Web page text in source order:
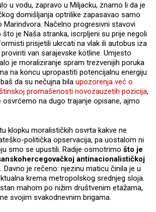
u vodu, zapravo u Miljacku, znamo li da je
domišljanja optrilike zapasavao samo
Marindvora. Načelno progresivni stavovi
što je Naša stranka, iscrpljeni su prije negoli
prisjetili ukrcati na vlak ili autobus iza
van sarajevske kotline. Umjesto
je moraliziranje spram trezvenijih poruka
na koncu upropastiti potencijalnu energiju
da su nečujna bila upozorenja već o
promašenosti novozauzetih pozicija,
na dugo trajanje opisane, ajmo
klopku moralističkih osvrta kakve ne
politička opservacija, pa uostalom ni
smo se upustili. Radije osmotrimo što je
antinacionalističkoj
. Davno je rečeno: njezinu maticu činila je u
krema metropolskog srednjeg sloja.
mahom po nižim društvenim etažama,
svojim svakodnevnim brigama.